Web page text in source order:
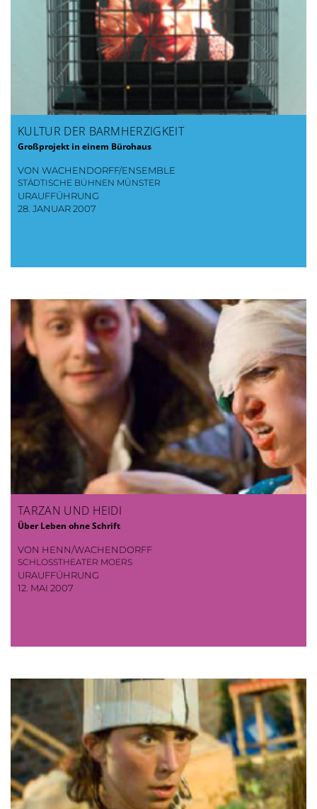
KULTUR DER BARMHERZIGKEIT
Großprojekt in einem Bürohaus
VON WACHENDORFF/ENSEMBLE
STÄDTISCHE BÜHNEN MÜNSTER
URAUFFÜHRUNG
28. JANUAR 2007
TARZAN UND HEIDI
Über Leben ohne Schrift
VON HENN/WACHENDORFF
SCHLOSSTHEATER MOERS
URAUFFÜHRUNG
12. MAI 2007